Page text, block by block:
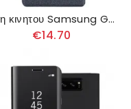
θηκη κινητου Samsung Galaxy Note 8 Θήκη Flip Νίλκιν
€14.70